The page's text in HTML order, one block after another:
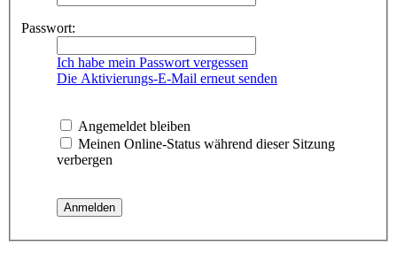
Passwort:
Ich habe mein Passwort vergessen
Die Aktivierungs-E-Mail erneut senden
Angemeldet bleiben
Meinen Online-Status während dieser Sitzung
verbergen